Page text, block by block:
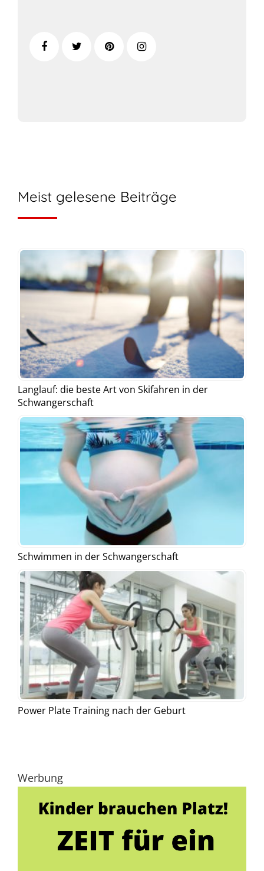
Meist gelesene Beiträge
Langlauf: die beste Art von Skifahren in der
Schwangerschaft
Schwimmen in der Schwangerschaft
Power Plate Training nach der Geburt
Werbung